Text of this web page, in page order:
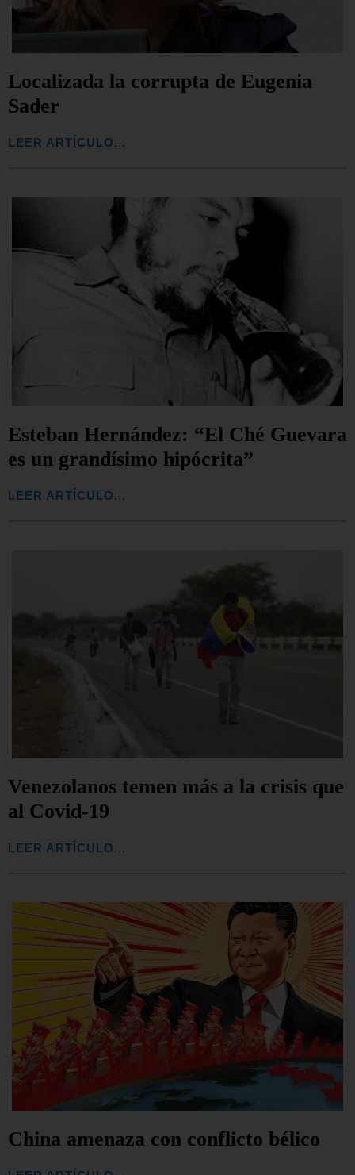
Localizada la corrupta de Eugenia
Sader
LEER ARTÍCULO...
Esteban Hernández: “El Ché Guevara
es un grandísimo hipócrita”
LEER ARTÍCULO...
Venezolanos temen más a la crisis que
al Covid-19
LEER ARTÍCULO...
China amenaza con conflicto bélico